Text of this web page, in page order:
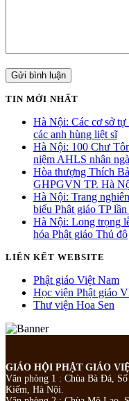
TIN MỚI NHẤT
Hà Nội: Các cơ sở
các anh hùng liệt sĩ
Hà Nội: 100 Chư
niệm AHLS nhân
Hòa thượng Thích
GHPGVN TP. Hà
Hà Nội: Trang
biểu Phật giáo TP
Hà Nội: Long trọng
hóa Phật giáo Thủ đô
LIÊN KẾT WEBSITE
Phật giáo Việt Nam
Học viện Phật giáo
Thư viện Hoa Sen
GIÁO HỘI PHẬT GIÁO
Văn phòng 1 : Chùa Bà Đá,
Kiếm, Hà Nội.